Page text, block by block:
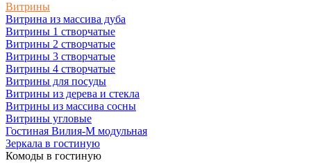
Витрины
Витрина из массива дуба
Витрины 1 створчатые
Витрины 2 створчатые
Витрины 3 створчатые
Витрины 4 створчатые
Витрины для посуды
Витрины из дерева и стекла
Витрины из массива сосны
Витрины угловые
Гостиная Вилия-М модульная
Зеркала в гостиную
Комоды в гостиную